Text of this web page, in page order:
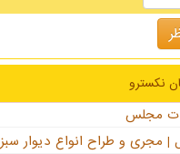
نكسترو
مجلس
| مجری و طراح انواع دیوار سبز